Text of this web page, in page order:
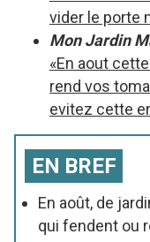
vider le porte
Mon Jardin
«En aout
rend vos
evitez cette
EN BREF
En août, de
qui fendent ou